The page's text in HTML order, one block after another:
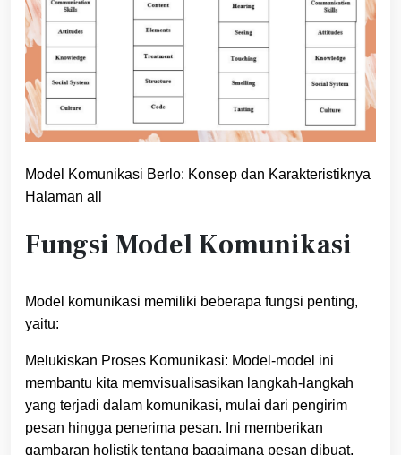
Model Komunikasi Berlo: Konsep dan Karakteristiknya
Halaman all
Fungsi Model Komunikasi
Model komunikasi memiliki beberapa fungsi penting,
yaitu:
Melukiskan Proses Komunikasi: Model-model ini
membantu kita memvisualisasikan langkah-langkah
yang terjadi dalam komunikasi, mulai dari pengirim
pesan hingga penerima pesan. Ini memberikan
gambaran holistik tentang bagaimana pesan dibuat,